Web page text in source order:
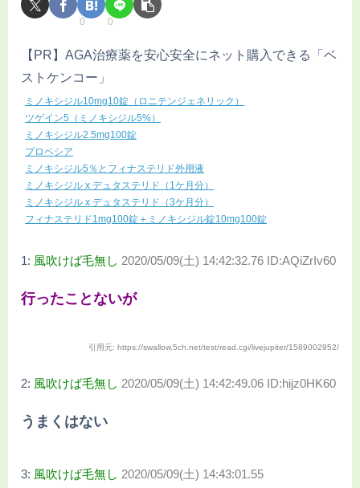
0 0
【PR】AGA治療薬を安心安全にネット購入できる「ベ
ストケンコー」
ミノキシジル10mg10錠（ロニテンジェネリック）
ツゲイン5（ミノキシジル5%）
ミノキシジル2.5mg100錠
プロペシア
ミノキシジル5％とフィナステリド外用液
ミノキシジル x デュタステリド（1ケ月分）
ミノキシジル x デュタステリド（3ケ月分）
フィナステリド1mg100錠＋ミノキシジル錠10mg100錠
1: 風吹けば毛無し 2020/05/09(土) 14:42:32.76 ID:AQiZrIv60
行ったことないが
引用元: https://swallow.5ch.net/test/read.cgi/livejupiter/1589002952/
2: 風吹けば毛無し 2020/05/09(土) 14:42:49.06 ID:hijz0HK60
うまくはない
3: 風吹けば毛無し 2020/05/09(土) 14:43:01.55